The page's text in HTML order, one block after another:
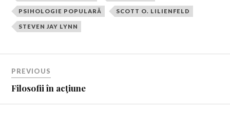
PSIHOLOGIE POPULARĂ SCOTT O. LILIENFELD
STEVEN JAY LYNN
PREVIOUS
Filosofii în acţiune